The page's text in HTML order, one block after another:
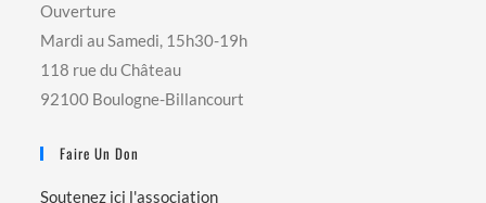
Ouverture
Mardi au Samedi, 15h30-19h
118 rue du Château
92100 Boulogne-Billancourt
Faire Un Don
Soutenez ici l'association